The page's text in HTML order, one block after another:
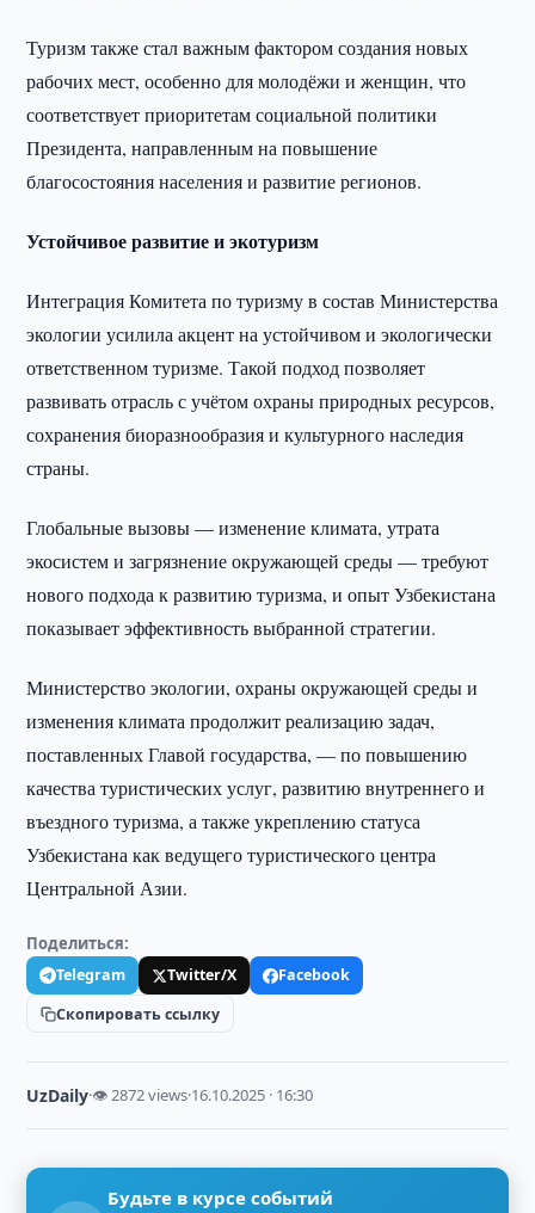
Туризм также стал важным фактором создания новых
рабочих мест, особенно для молодёжи и женщин, что
соответствует приоритетам социальной политики
Президента, направленным на повышение
благосостояния населения и развитие регионов.
Устойчивое развитие и экотуризм
Интеграция Комитета по туризму в состав Министерства
экологии усилила акцент на устойчивом и экологически
ответственном туризме. Такой подход позволяет
развивать отрасль с учётом охраны природных ресурсов,
сохранения биоразнообразия и культурного наследия
страны.
Глобальные вызовы — изменение климата, утрата
экосистем и загрязнение окружающей среды — требуют
нового подхода к развитию туризма, и опыт Узбекистана
показывает эффективность выбранной стратегии.
Министерство экологии, охраны окружающей среды и
изменения климата продолжит реализацию задач,
поставленных Главой государства, — по повышению
качества туристических услуг, развитию внутреннего и
въездного туризма, а также укреплению статуса
Узбекистана как ведущего туристического центра
Центральной Азии.
Поделиться:
Telegram Twitter/X
Facebook
Скопировать ссылку
UzDaily·👁 2872 views·16.10.2025 · 16:30
Будьте в курсе событий